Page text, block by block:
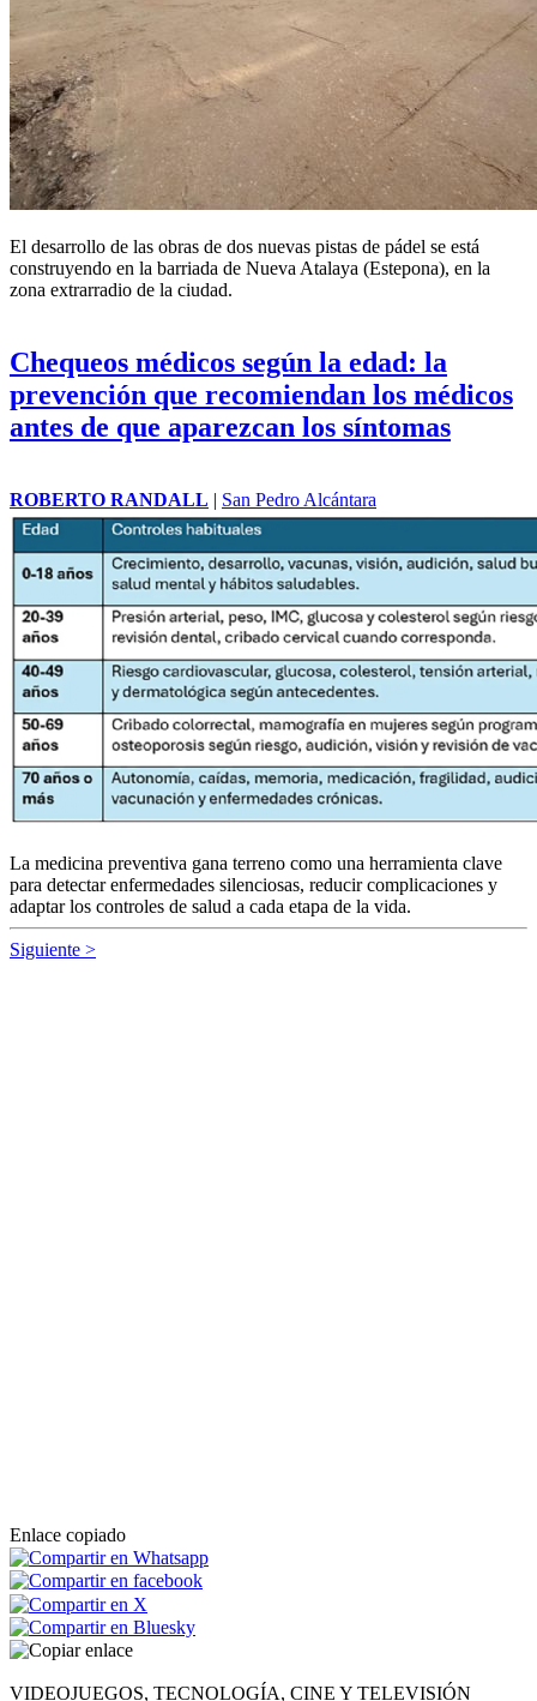
El desarrollo de las obras de dos nuevas pistas de pádel se está
construyendo en la barriada de Nueva Atalaya (Estepona), en la
zona extrarradio de la ciudad.
Chequeos médicos según la edad: la
prevención que recomiendan los médicos
antes de que aparezcan los síntomas
ROBERTO RANDALL | San Pedro Alcántara
La medicina preventiva gana terreno como una herramienta clave
para detectar enfermedades silenciosas, reducir complicaciones y
adaptar los controles de salud a cada etapa de la vida.
Siguiente >
Enlace copiado
VIDEOJUEGOS, TECNOLOGÍA, CINE Y TELEVISIÓN